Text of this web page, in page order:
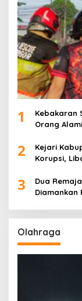
1
Kebakaran
Orang
2
Kejari
Korupsi,
3
Dua
Diamankan
Olahraga